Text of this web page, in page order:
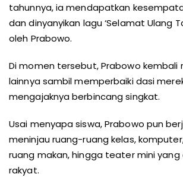
tahunnya, ia mendapatkan
dan dinyanyikan lagu ‘Selamat Ulang
oleh Prabowo.
Di momen tersebut, Prabowo kembali
lainnya sambil memperbaiki dasi
mengajaknya berbincang singkat.
Usai menyapa siswa, Prabowo pun
meninjau ruang-ruang kelas,
ruang makan, hingga teater mini yang
rakyat.